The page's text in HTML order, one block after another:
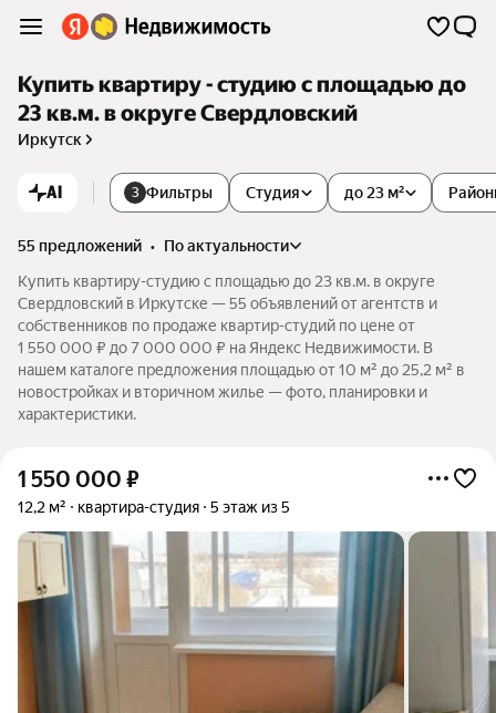
Купить квартиру - студию с площадью до
23 кв.м. в округе Свердловский
Иркутск
AI 3 Фильтры Студия до 23 м²
55 предложений •
по актуальности
Купить квартиру-студию с площадью до 23 кв.м. в округе
Свердловский в Иркутске — 55 объявлений от агентств и
собственников по продаже квартир-студий по цене от
1 550 000 ₽ до 7 000 000 ₽ на Яндекс Недвижимости. В
нашем каталоге предложения площадью от 10 м² до 25,2 м² в
новостройках и вторичном жилье — фото, планировки и
характеристики.
1 550 000 ₽
12,2 м² квартира-студия 5 этаж из 5